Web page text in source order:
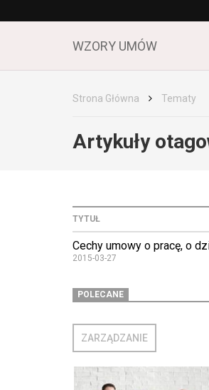
WZORY UMÓW
Strona Główna Tematy
Artykuły
TYTUŁ
Cechy umowy o pracę, o
2015-03-27
POLECANE
ZARZĄDZANIE